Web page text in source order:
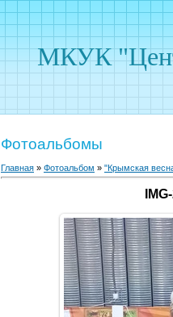
МКУК
Фотоальбомы
Главная » Фотоальбом » "Крымская